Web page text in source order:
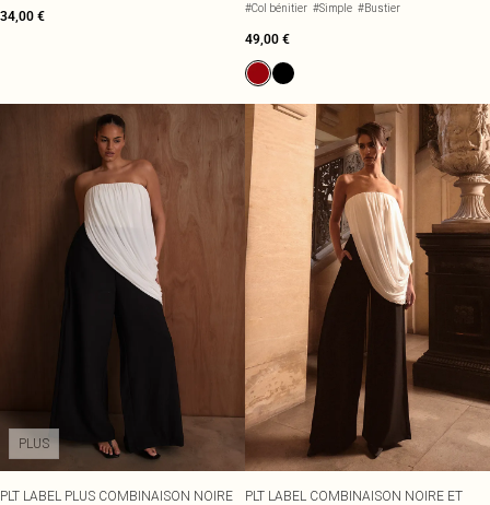
34,00 €
#Col bénitier #Simple #Bustier
49,00 €
PLUS
PLT LABEL PLUS COMBINAISON NOIRE
PLT LABEL COMBINAISON NOIRE ET